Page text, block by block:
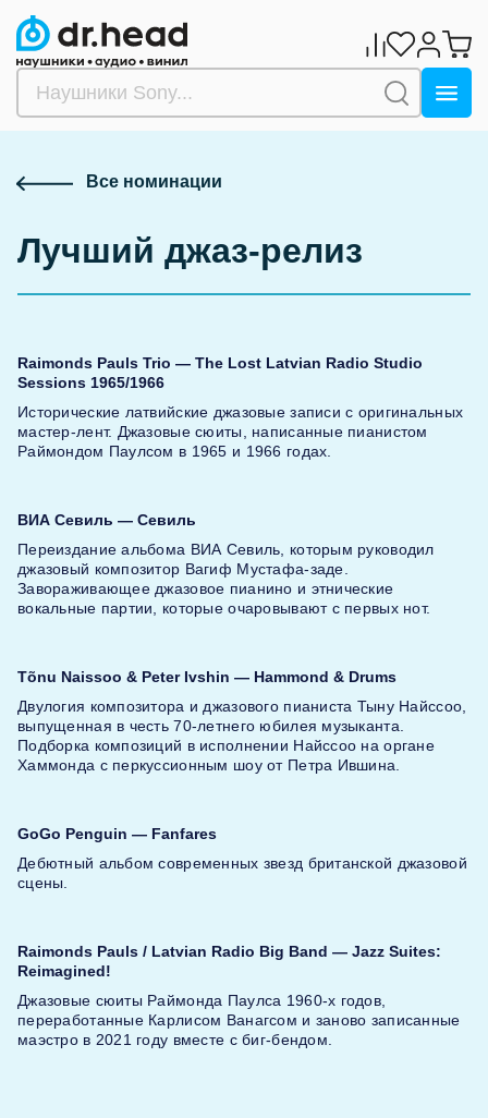
Обзор
Все номинации
Лучший джаз-релиз
Raimonds Pauls Trio — The Lost Latvian Radio Studio
Sessions 1965/1966
Исторические латвийские джазовые записи с оригинальных
мастер-лент. Джазовые сюиты, написанные пианистом
Раймондом Паулсом в 1965 и 1966 годах.
ВИА Севиль — Севиль
Переиздание альбома ВИА Севиль, которым руководил
джазовый композитор Вагиф Мустафа-заде.
Завораживающее джазовое пианино и этнические
вокальные партии, которые очаровывают с первых нот.
Tõnu Naissoo & Peter Ivshin — Hammond & Drums
Двулогия композитора и джазового пианиста Тыну Найссоо,
выпущенная в честь 70-летнего юбилея музыканта.
Подборка композиций в исполнении Найссоо на органе
Хаммонда с перкуссионным шоу от Петра Ившина.
GoGo Penguin — Fanfares
Дебютный альбом современных звезд британской джазовой
сцены.
Raimonds Pauls / Latvian Radio Big Band — Jazz Suites:
Reimagined!
Джазовые сюиты Раймонда Паулса 1960-х годов,
переработанные Карлисом Ванагсом и заново записанные
маэстро в 2021 году вместе с биг-бендом.